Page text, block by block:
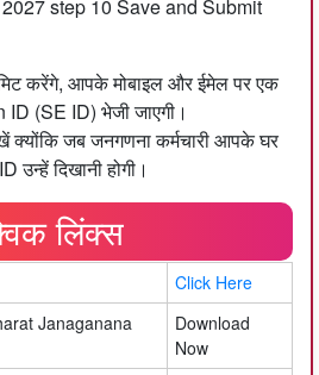
करेंगे, आपके मोबाइल और ईमेल पर एक
(SE ID) भेजी जाएगी।
क्योंकि जब जनगणना कर्मचारी आपके घर
दिखानी होगी।
लिंक्स
Click Here
Janaganana
Download
Now